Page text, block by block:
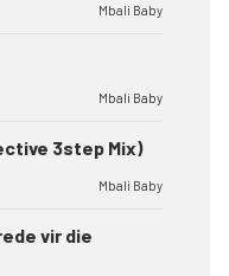
Mbali Baby
Mbali Baby
3step Mix)
Mbali Baby
vir die